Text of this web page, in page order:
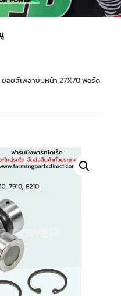
เตอร์ เครื่องมือจักรกลเกษตร จัดส่ง
อยส์เพลาขับหน้า 27X70 ฟอร์ด